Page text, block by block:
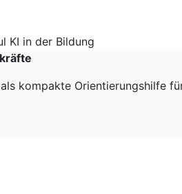
kompakte Orientierungshilfe